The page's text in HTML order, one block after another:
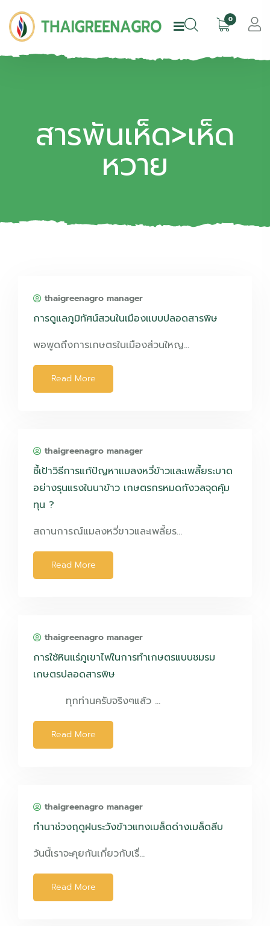
0
สารพันเห็ด>เห็ด
หวาย
thaigreenagro manager
การดูแลภูมิทัศน์สวนในเมืองแบบปลอดสารพิษ
พอพูดถึงการเกษตรในเมืองส่วนใหญ…
Read More
thaigreenagro manager
ชี้เป้าวิธีการแก้ปัญหาแมลงหวี่ข้าวและเพลี้ยระบาด
อย่างรุนแรงในนาข้าว เกษตรกรหมดกังวลจุดคุ้ม
ทุน ?
สถานการณ์แมลงหวี่ขาวและเพลี้ยร…
Read More
thaigreenagro manager
การใช้หินแร่ภูเขาไฟในการทำเกษตรแบบชมรม
เกษตรปลอดสารพิษ
ทุกท่านครับจริงๆแล้ว …
Read More
thaigreenagro manager
ทำนาช่วงฤดูฝนระวังข้าวแทงเมล็ดด่างเมล็ดลีบ
วันนี้เราจะคุยกันเกี่ยวกับเรื่…
Read More